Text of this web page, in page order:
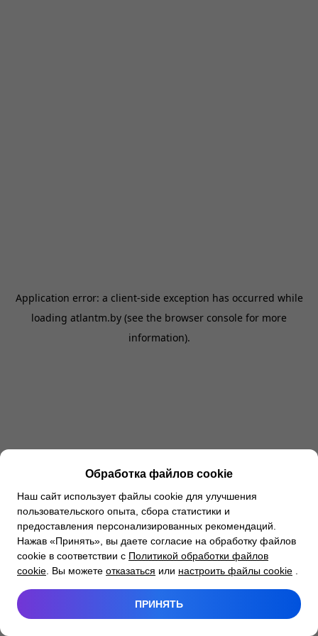
Application error: a client-side exception has occurred while
loading atlantm.by (see the browser console for more
information).
Обработка файлов cookie
Наш сайт использует файлы cookie для улучшения
пользовательского опыта, сбора статистики и
предоставления персонализированных рекомендаций.
Нажав «Принять», вы даете согласие на обработку файлов
cookie в соответствии с Политикой обработки файлов
cookie . Вы можете отказаться или настроить файлы cookie
ПРИНЯТЬ